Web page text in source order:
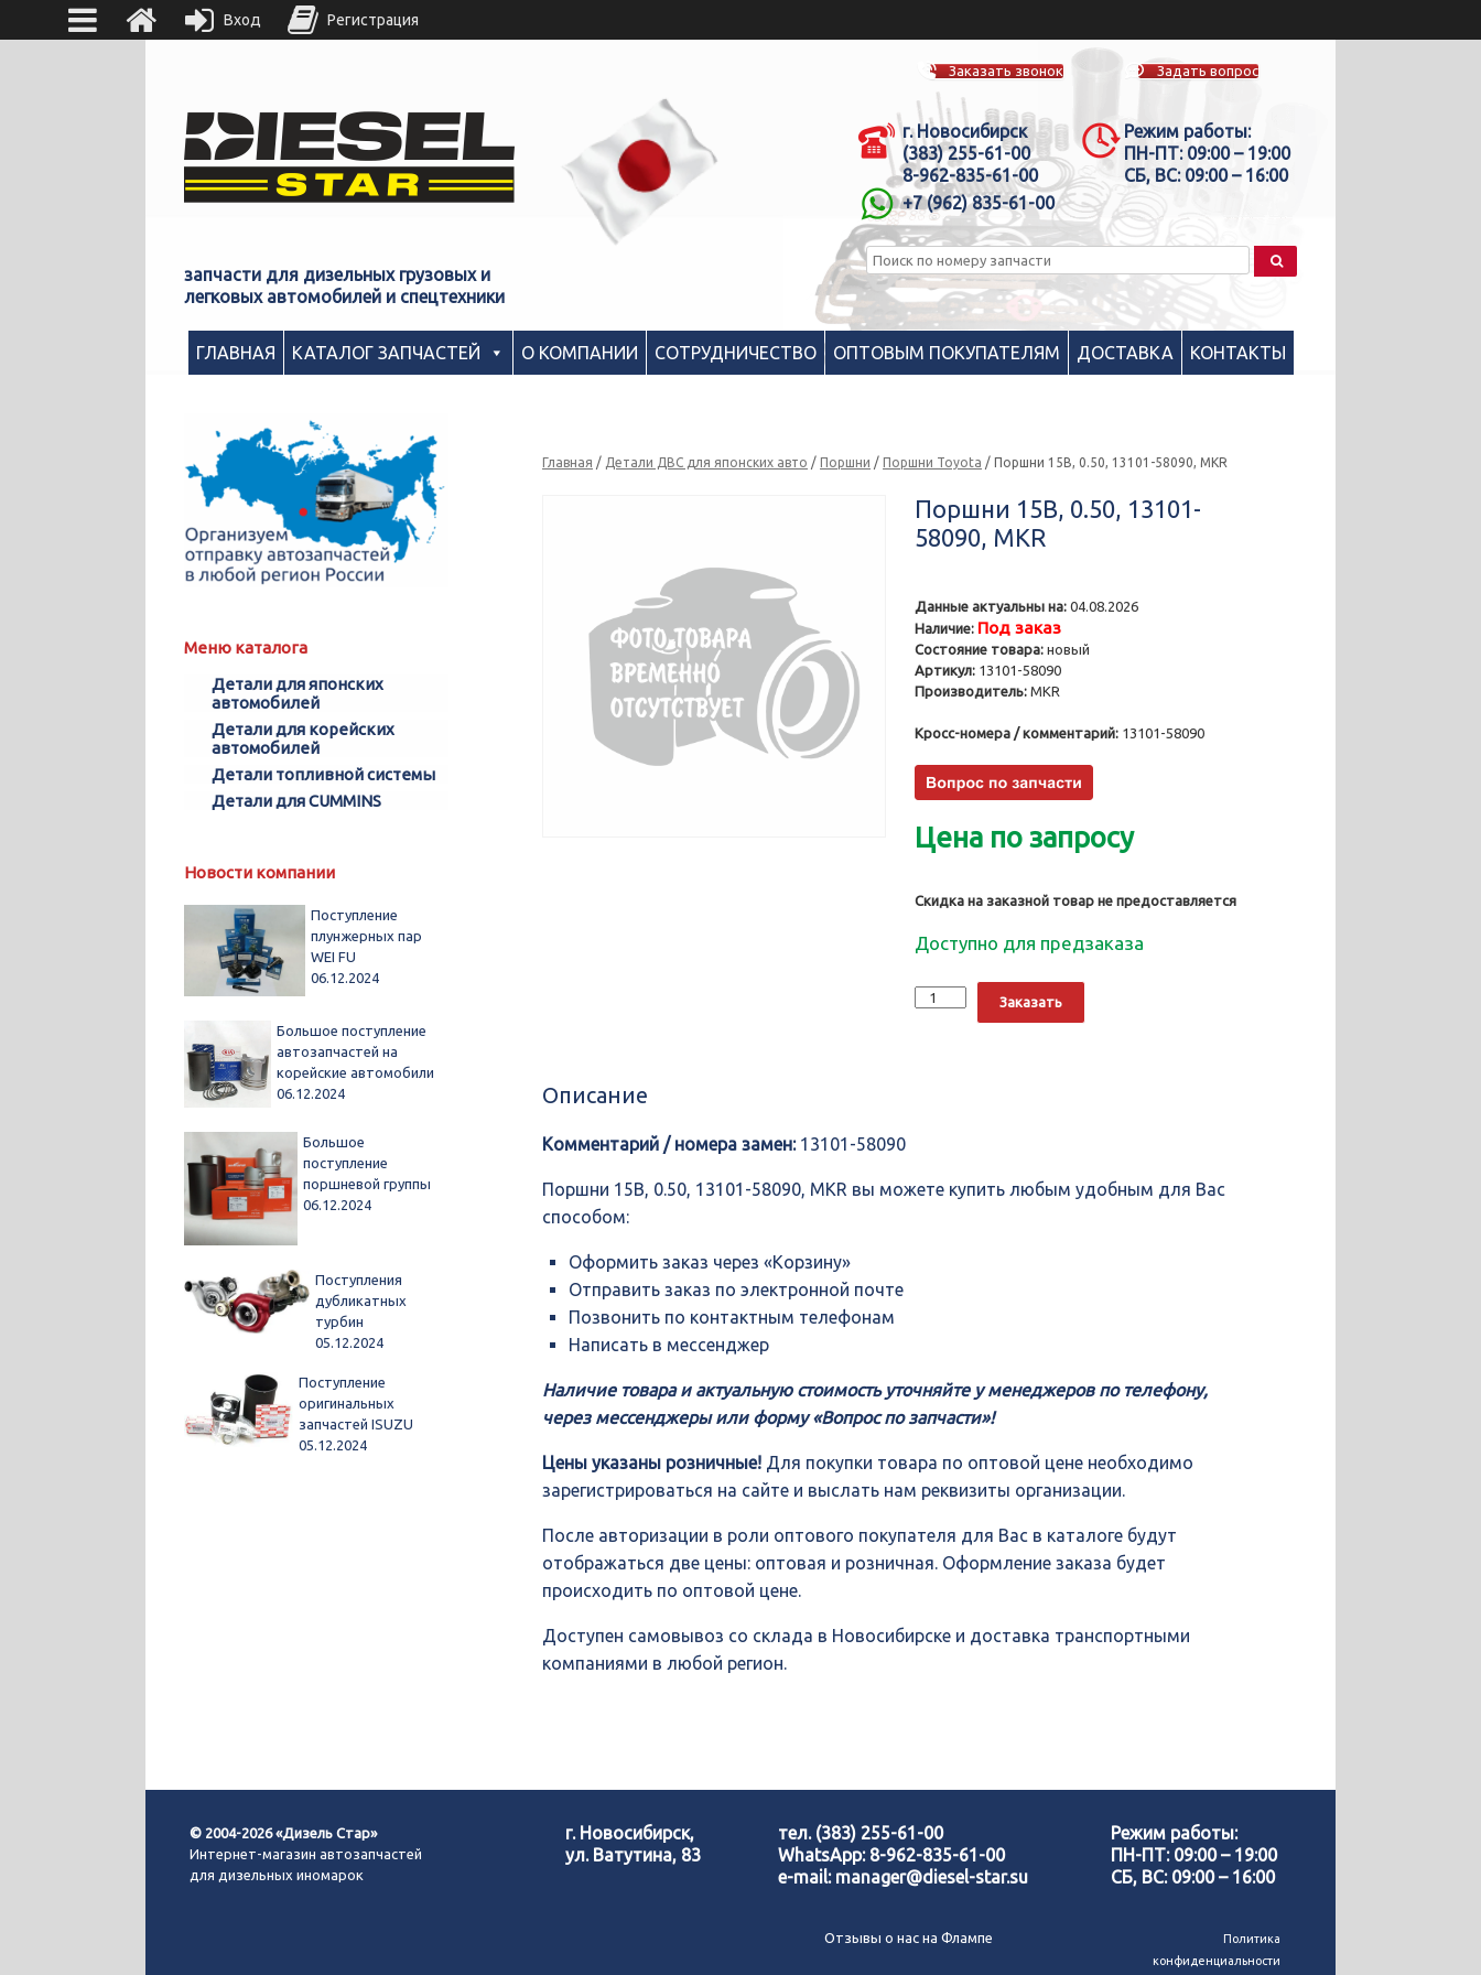
запчасти для дизельных грузовых и
легковых автомобилей и спецтехники
Заказать звонок Задать вопрос
г. Новосибирск
(383) 255-61-00
8-962-835-61-00
+7 (962) 835-61-00
Режим работы:
ПН-ПТ: 09:00 – 19:00
СБ, ВС: 09:00 – 16:00
ГЛАВНАЯ КАТАЛОГ ЗАПЧАСТЕЙ О КОМПАНИИ СОТРУДНИЧЕСТВО ОПТОВЫМ ПОКУПАТЕЛЯМ ДОСТАВКА КОНТАКТЫ
Главная / Детали ДВС для японских авто /Поршни /Поршни Toyota / Поршни 15B, 0.50, 13101-58090, MKR
Поршни 15B, 0.50, 13101-
58090, MKR
Данные актуальны на: 04.08.2026
Наличие: Под заказ
Состояние товара: новый
Артикул: 13101-58090
Производитель: MKR
Кросс-номера / комментарий: 13101-58090
Цена по запросу
Скидка на заказной товар не предоставляется
Доступно для предзаказа
Количество
Поршни
Заказать
Описание
Комментарий / номера замен:13101-58090
Поршни 15B, 0.50, 13101-58090, MKR вы можете купить любым удобным для Вас
способом:
Оформить заказ через «Корзину»
Отправить заказ по электронной почте
Позвонить по контактным телефонам
Написать в мессенджер
Наличие товара и актуальную стоимость уточняйте у менеджеров по телефону,
через мессенджеры или форму «Вопрос по запчасти»!
Цены указаны розничные! Для покупки товара по оптовой цене необходимо
зарегистрироваться на сайте и выслать нам реквизиты организации.
После авторизации в роли оптового покупателя для Вас в каталоге будут
отображаться две цены: оптовая и розничная. Оформление заказа будет
происходить по оптовой цене.
Доступен самовывоз со склада в Новосибирске и доставка транспортными
компаниями в любой регион.
Меню каталога
Детали для японских
автомобилей
Детали для корейских
автомобилей
Детали топливной системы
Детали для CUMMINS
Новости компании
Поступление
плунжерных пар
WEI FU
06.12.2024
Большое поступление
автозапчастей на
корейские автомобили
06.12.2024
Большое
поступление
поршневой группы
06.12.2024
Поступления
дубликатных
турбин
05.12.2024
Поступление
оригинальных
запчастей ISUZU
05.12.2024
© 2004-2026 «Дизель Стар»
Интернет-магазин автозапчастей
для дизельных иномарок
г. Новосибирск,
ул. Ватутина, 83
тел. (383) 255-61-00
WhatsApp: 8-962-835-61-00
e-mail: manager@diesel-star.su
Режим работы:
ПН-ПТ: 09:00 – 19:00
СБ, ВС: 09:00 – 16:00
Отзывы о нас на Флампе
Политика
конфиденциальности
Вход Регистрация